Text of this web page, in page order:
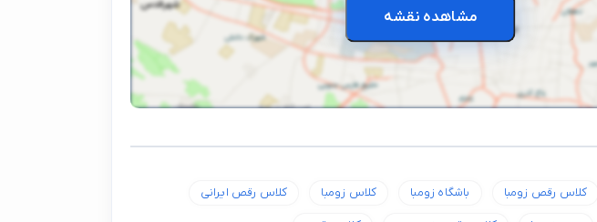
مشاهده نقشه
کلاس رقص زومبا باشگاه زومبا کلاس زومبا کلاس رقص ایرانی